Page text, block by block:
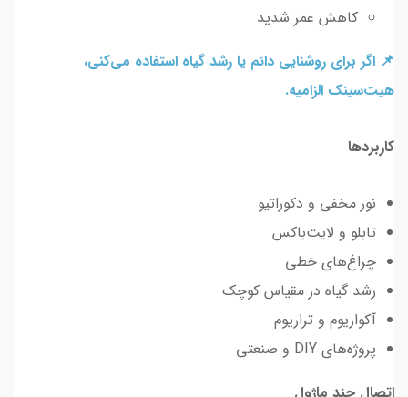
کاهش عمر شدید
📌 اگر برای روشنایی دائم یا رشد گیاه استفاده می‌کنی،
هیت‌سینک الزامیه.
کاربردها
نور مخفی و دکوراتیو
تابلو و لایت‌باکس
چراغ‌های خطی
رشد گیاه در مقیاس کوچک
آکواریوم و تراریوم
پروژه‌های DIY و صنعتی